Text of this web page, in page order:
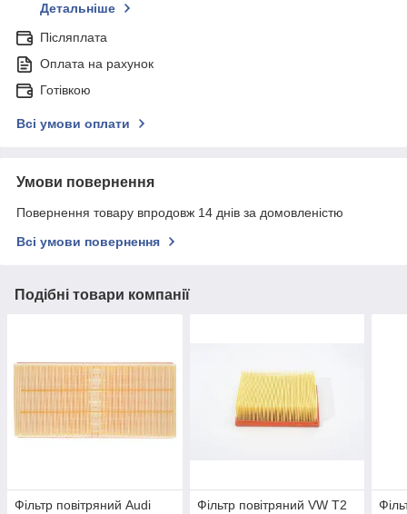
Детальніше
Післяплата
Оплата на рахунок
Готівкою
Всі умови оплати
Умови повернення
Повернення товару впродовж 14 днів за домовленістю
Всі умови повернення
Подібні товари компанії
Фільтр повітряний Audi
Фільтр повітряний VW T2